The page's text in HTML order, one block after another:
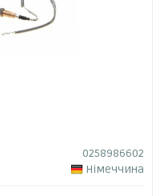
0258986602
Німеччина